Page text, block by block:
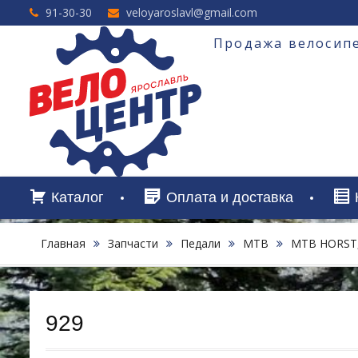
Перейти
к
91-30-30 veloyaroslavl@gmail.com
Продажа
Каталог Оплата и доставка
Главная Запчасти Педали MTB МТВ
929